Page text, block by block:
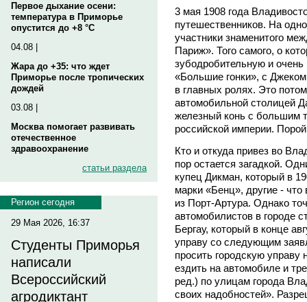
Первое дыхание осени:
температура в Приморье
опустится до +8 °C
04.08 |
Жара до +35: что ждет
Приморье после тропических
дождей
03.08 |
Москва помогает развивать
отечественное
здравоохранение
статьи раздела
Регион сегодня
29 Мая 2026, 16:37
Студенты Приморья
написали
Всероссийский
агродиктант
3 мая 1908 года
путешественников. На
участники знаменитого
Париж». Того самого, о
зубодробительную и
«Большие гонки», с
в главных ролях. Это
автомобильной столицей
железный конь с большим
российской империи.
Кто и откуда привез во
пор остается загадкой.
купец Дикман, который в
марки «Бенц», другие -
из Порт-Артура. Однако
автомобилистов в городе
Бергау, который в конце
управу со следующим
просить городскую
ездить на автомобиле и
ред.) по улицам города
своих надобностей».